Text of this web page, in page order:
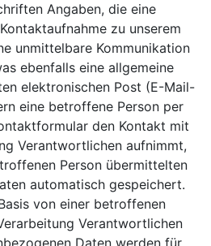
Angaben, die eine
zu unserem
unmittelbare Kommunikation
ebenfalls eine allgemeine
elektronischen Post (E-Mail-
eine betroffene Person per
den Kontakt mit
Verantwortlichen aufnimmt,
Person übermittelten
automatisch gespeichert.
von einer betroffenen
Verantwortlichen
Daten werden für